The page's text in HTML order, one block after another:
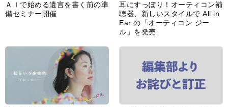
ＡＩで始める遺言を書く前の準
備セミナー開催
耳にすっぽり！オーティコン補
聴器、新しいスタイルで All in
Ear の「オーティコン ジー
ル」を発売